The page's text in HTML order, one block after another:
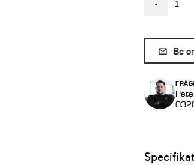
-
IT
450
GRX
20-
5-
tänder
Be